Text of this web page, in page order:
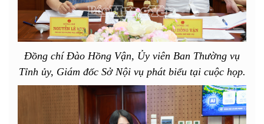
Đồng chí Đào Hồng Vận, Ủy viên Ban Thường vụ
Tỉnh ủy, Giám đốc Sở Nội vụ phát biểu tại cuộc họp.